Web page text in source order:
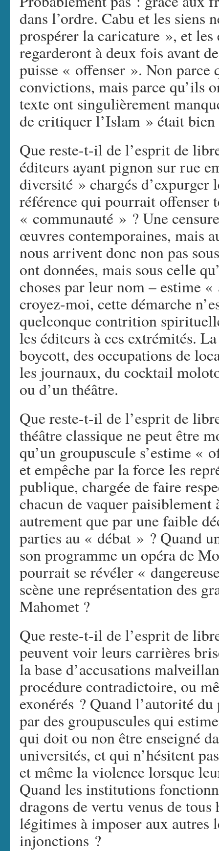
dans l’ordre. Cabu et les siens
prospérer la caricature », et
regarderont à deux fois avant
puisse « offenser ». Non parce
convictions, mais parce qu’ils
texte ont singulièrement
de critiquer l’Islam » était bien
Que reste-t-il de l’esprit de
éditeurs ayant pignon sur rue
diversité » chargés
référence qui pourrait offenser
« communauté » ? Une
œuvres contemporaines, mais
nous arrivent donc non pas
ont données, mais sous celle
choses par leur nom – estime
croyez-moi, cette démarche
quelconque contrition
les éditeurs à ces extrémités.
boycott, des occupations de
les journaux, du cocktail
ou d’un théâtre.
Que reste-t-il de l’esprit de
théâtre classique ne peut être
qu’un groupuscule s’estime «
et empêche par la force les
publique, chargée de faire
chacun de vaquer paisiblement
autrement que par une faible
parties au « débat » ? Quand
son programme un opéra de
pourrait se révéler «
scène une représentation des
Mahomet ?
Que reste-t-il de l’esprit de
peuvent voir leurs carrières
la base d’accusations
procédure contradictoire, ou
exonérés ? Quand l’autorité
par des groupuscules qui
qui doit ou non être enseigné
universités, et qui n’hésitent
et même la violence lorsque
Quand les institutions
dragons de vertu venus de
légitimes à imposer aux autres
injonctions ?